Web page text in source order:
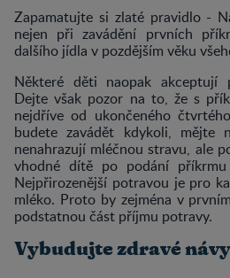
Zapamatujte si zlaté pravidlo -
nejen při zavádění prvních
dalšího jídla v pozdějším věku
Některé děti naopak akceptují
Dejte však pozor na to, že s
nejdříve od ukončeného
budete zavádět kdykoli, mějte
nenahrazují mléčnou stravu, ale
vhodné dítě po podání
Nejpřirozenější potravou je pro
mléko. Proto by zejména v
podstatnou část příjmu potravy.
Vybudujte zdravé